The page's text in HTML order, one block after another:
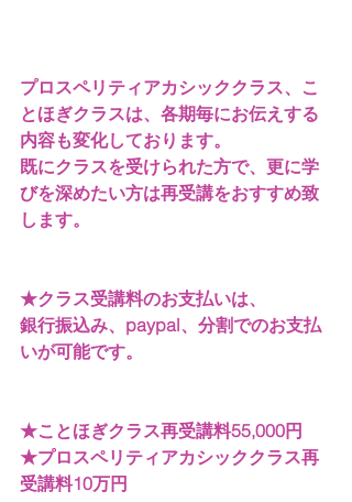
プロスペリティアカシッククラス、こ
とほぎクラスは、各期毎にお伝えする
内容も変化しております。
既にクラスを受けられた方で、更に学
びを深めたい方は再受講をおすすめ致
します。
★クラス受講料のお支払いは、
銀行振込み、paypal、分割でのお支払
いが可能です。
★ことほぎクラス再受講料55,000円
★プロスペリティアカシッククラス再
受講料10万円